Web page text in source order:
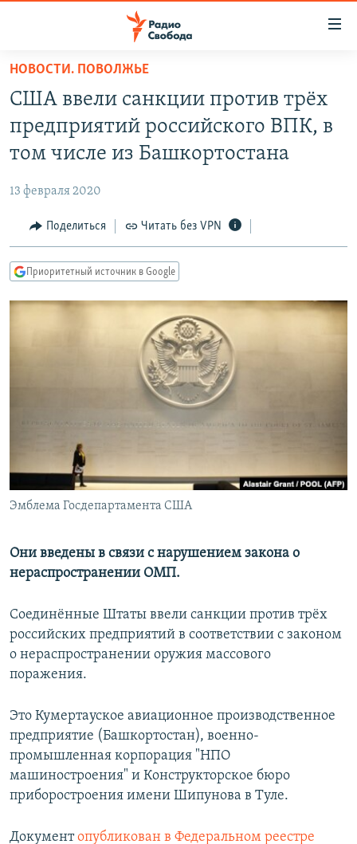
упрощенного
доступа
основному
Вернутся
Вернутся
АВТОРСКИЕ ПРОЕКТЫ
МНЕНИЯ
КУЛЬТУРА
КАВКАЗ.РЕАЛИИ
РАСПИСАНИЕ ВЕЩАНИЯ
ПОДПИШИТЕСЬ НА РАССЫЛКУ
СОЦИАЛЬНЫЕ СЕТИ
Все сайты РСЕ/РС
НОВОСТИ. ПОВОЛЖЬЕ
США ввели санкции против трёх
предприятий российского ВПК, в
том числе из Башкортостана
13 февраля 2020
Поделиться Читать без VPN
Приоритетный источник в Google
Эмблема Госдепартамента США
Они введены в связи с нарушением закона о
нераспространении ОМП.
Соединённые Штаты ввели санкции против трёх
российских предприятий в соответствии с законом
о нераспространении оружия массового
поражения.
Это Кумертауское авиационное производственное
предприятие (Башкортостан), военно-
промышленная корпорация "НПО
машиностроения" и Конструкторское бюро
приборостроения имени Шипунова в Туле.
Документопубликован в Федеральном реестре